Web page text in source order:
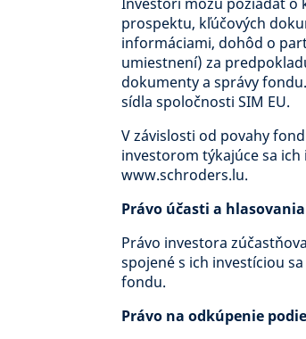
prospektu, kľúčových
informáciami, dohôd o
umiestnení) za
dokumenty a správy
sídla spoločnosti SIM EU.
V závislosti od povahy
investorom týkajúce sa
www.schroders.lu.
Právo účasti a
Právo investora
spojené s ich investíciou
fondu.
Právo na odkúpenie